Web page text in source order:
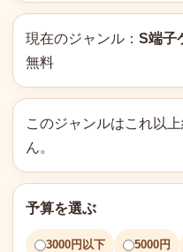
現在のジャンル： S端子
無料
このジャンルはこれ以
ん。
予算を選ぶ
3000円以下 5000円